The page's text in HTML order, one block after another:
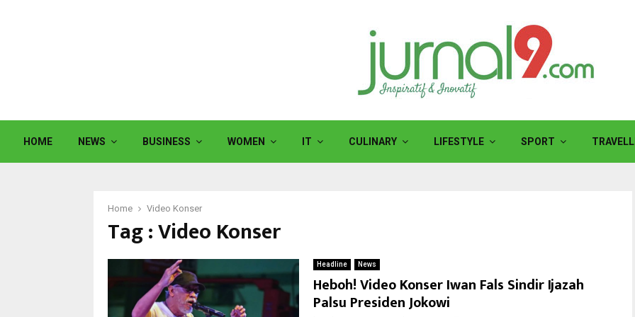
HOME NEWS BUSINESS WOMEN IT CULINARY LIFESTYLE SPORT
Home Video Konser
Tag : Video Konser
Headline News
Heboh! Video Konser Iwan Fals Sindir Ijazah
Palsu Presiden Jokowi